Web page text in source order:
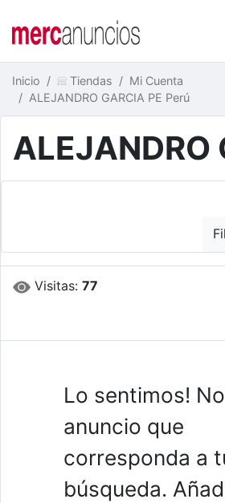
Inicio Tiendas
Mi Cuenta
ALEJANDRO GARCIA PE Perú
ALEJANDRO
Visitas:77
Lo sentimos!
anuncio que
corresponda a
búsqueda.